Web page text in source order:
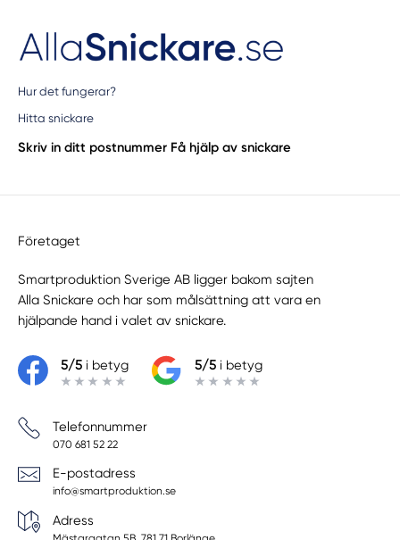
Hur det fungerar?
Hitta snickare
Skriv in ditt postnummer Få hjälp av snickare
Företaget
Smartproduktion Sverige AB ligger bakom sajten
Alla Snickare och har som målsättning att vara en
hjälpande hand i valet av snickare.
5/5i betyg 5/5i betyg
Telefonnummer
070 681 52 22
E-postadress
info@smartproduktion.se
Adress